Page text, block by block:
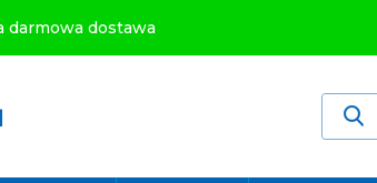
darmowa dostawa